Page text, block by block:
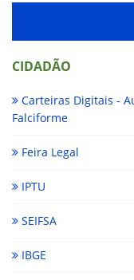
CIDADÃO
Carteiras Digitais -
Falciforme
Feira Legal
IPTU
SEIFSA
IBGE